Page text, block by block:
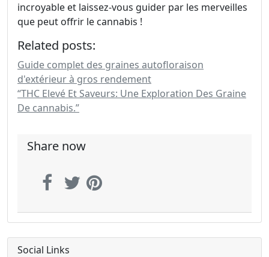
incroyable et laissez-vous guider par les merveilles
que peut offrir le cannabis !
Related posts:
Guide complet des graines autofloraison
d'extérieur à gros rendement
“THC Elevé Et Saveurs: Une Exploration Des Graine
De cannabis.”
Share now
Social Links